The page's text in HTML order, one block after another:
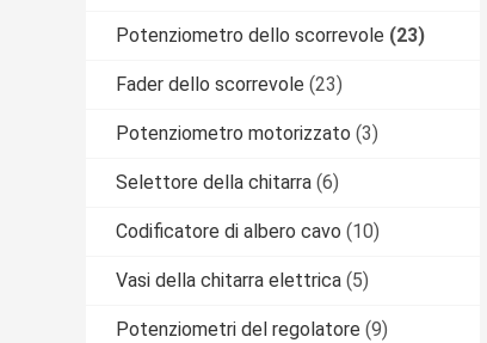
Potenziometro dello scorrevole (23)
Fader dello scorrevole (23)
Potenziometro motorizzato (3)
Selettore della chitarra (6)
Codificatore di albero cavo (10)
Vasi della chitarra elettrica (5)
Potenziometri del regolatore (9)